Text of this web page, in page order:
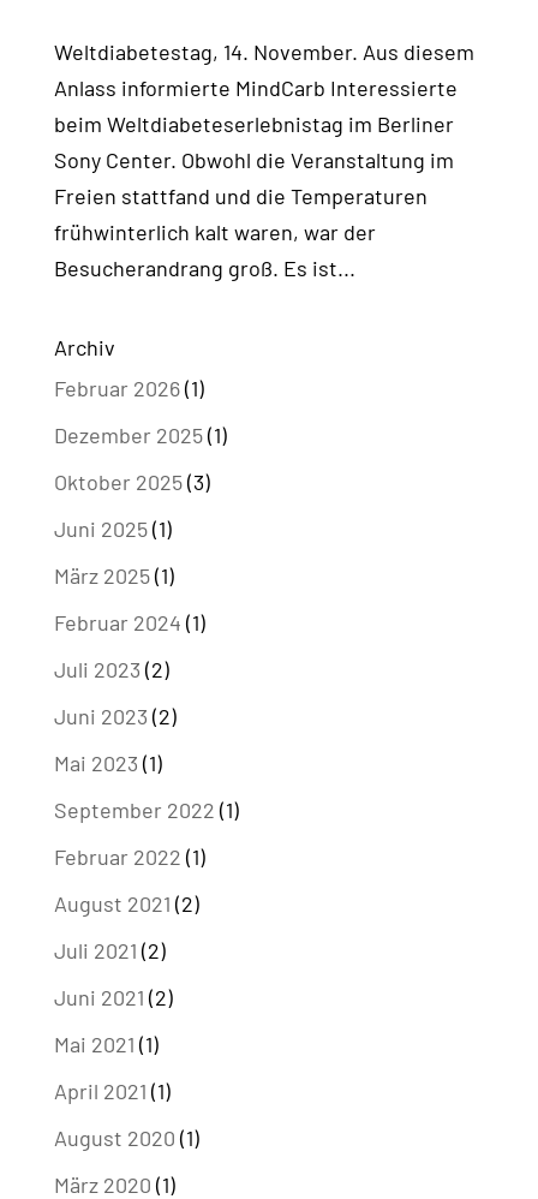
Weltdiabetestag, 14. November. Aus diesem
Anlass informierte MindCarb Interessierte
beim Weltdiabeteserlebnistag im Berliner
Sony Center. Obwohl die Veranstaltung im
Freien stattfand und die Temperaturen
frühwinterlich kalt waren, war der
Besucherandrang groß. Es ist...
Archiv
Februar 2026(1)
Dezember 2025(1)
Oktober 2025(3)
Juni 2025(1)
März 2025(1)
Februar 2024 (1)
Juli 2023 (2)
Juni 2023 (2)
Mai 2023 (1)
September 2022 (1)
Februar 2022 (1)
August 2021 (2)
Juli 2021 (2)
Juni 2021 (2)
Mai 2021 (1)
April 2021 (1)
August 2020 (1)
März 2020 (1)